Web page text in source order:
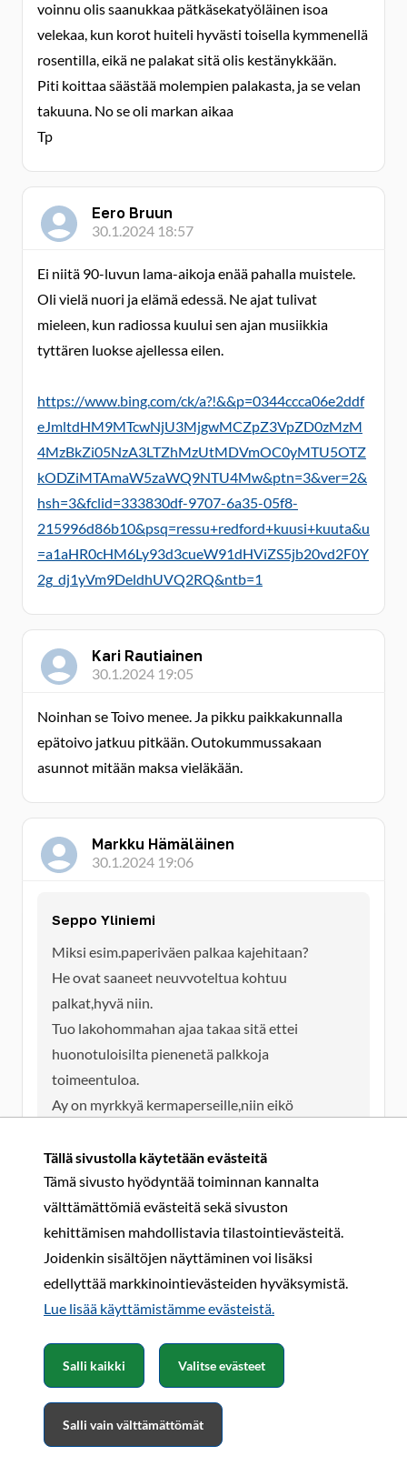
Tällä sivustolla käytetään evästeitä
Tämä sivusto hyödyntää toiminnan kannalta
välttämättömiä evästeitä sekä sivuston
kehittämisen mahdollistavia tilastointievästeitä.
Joidenkin sisältöjen näyttäminen voi lisäksi
edellyttää markkinointievästeiden hyväksymistä.
Lue lisää käyttämistämme evästeistä.​​​​​​
Salli kaikki
Salli vain välttämättömät
Valitse evästeet
voinnu olis saanukkaa pätkäsekatyöläinen isoa
velekaa, kun korot huiteli hyvästi toisella kymmenellä
rosentilla, eikä ne palakat sitä olis kestänykkään.
Piti koittaa säästää molempien palakasta, ja se velan
takuuna. No se oli markan aikaa
Tp
Eero Bruun
30.1.2024 18:57
Ei niitä 90-luvun lama-aikoja enää pahalla muistele.
Oli vielä nuori ja elämä edessä. Ne ajat tulivat
mieleen, kun radiossa kuului sen ajan musiikkia
tyttären luokse ajellessa eilen.
https://www.bing.com/ck/a?!&&p=0344ccca06e2ddf
eJmltdHM9MTcwNjU3MjgwMCZpZ3VpZD0zMzM
4MzBkZi05NzA3LTZhMzUtMDVmOC0yMTU5OTZ
kODZiMTAmaW5zaWQ9NTU4Mw&ptn=3&ver=2&
hsh=3&fclid=333830df-9707-6a35-05f8-
215996d86b10&psq=ressu+redford+kuusi+kuuta&u
=a1aHR0cHM6Ly93d3cueW91dHViZS5jb20vd2F0Y
2g_dj1yVm9DeldhUVQ2RQ&ntb=1
Kari Rautiainen
30.1.2024 19:05
Noinhan se Toivo menee. Ja pikku paikkakunnalla
epätoivo jatkuu pitkään. Outokummussakaan
asunnot mitään maksa vieläkään.
Markku Hämäläinen
30.1.2024 19:06
Seppo Yliniemi
Miksi esim.paperiväen palkaa kajehitaan?
He ovat saaneet neuvvoteltua kohtuu
palkat,hyvä niin.
Tuo lakohommahan ajaa takaa sitä ettei
huonotuloisilta pienenetä palkkoja
toimeentuloa.
Ay on myrkkyä kermaperseille,niin eikö
liittosysteemi?
Olen käsittänyt, lienenkö oikeassa.
Hallituksen ajavan lakia tai asetusta, ettei esim.
sairaanhoitajan palkkoja saa korottaa yli vientialan
palkankorotuksen.
Ts. jos paperiväki tyytyy pieneen tai olemattomaan
korotukseen, pitääkseen työpaikat Suomessa, täytyy
myös sosiaalialan tyytyä samaan, eli vinoutumaa ei
Samoin olen erimieltä siitä pitääkö eka sairausloman
päivä olla palkaton.